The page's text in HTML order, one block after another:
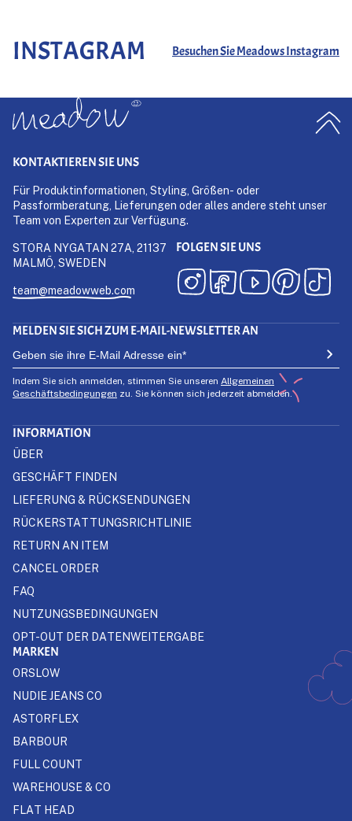
INSTAGRAM Besuchen Sie Meadows Instagram
KONTAKTIEREN SIE UNS
Für Produktinformationen, Styling, Größen- oder
Passformberatung, Lieferungen oder alles andere steht unser
Team von Experten zur Verfügung.
STORA NYGATAN 27A, 21137
MALMÖ, SWEDEN
team@meadowweb.com
FOLGEN SIE UNS
MELDEN SIE SICH ZUM E-MAIL-NEWSLETTER AN
Indem Sie sich anmelden, stimmen Sie unseren Allgemeinen
Geschäftsbedingungen zu. Sie können sich jederzeit abmelden.
INFORMATION
ÜBER
GESCHÄFT FINDEN
LIEFERUNG & RÜCKSENDUNGEN
RÜCKERSTATTUNGSRICHTLINIE
RETURN AN ITEM
CANCEL ORDER
FAQ
NUTZUNGSBEDINGUNGEN
OPT-OUT DER DATENWEITERGABE
MARKEN
ORSLOW
NUDIE JEANS CO
ASTORFLEX
BARBOUR
FULL COUNT
WAREHOUSE & CO
FLAT HEAD